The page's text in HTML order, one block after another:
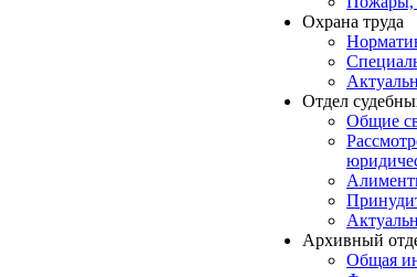
Охрана труда
Отдел
Общие
Архивный
Общая